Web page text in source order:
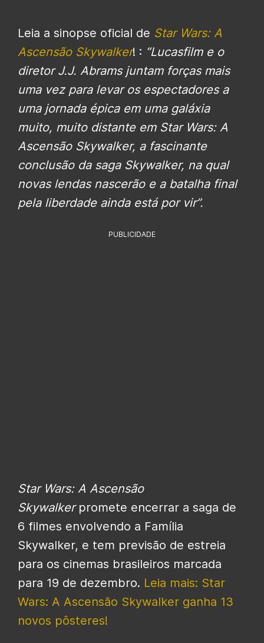
Leia a sinopse oficial de Star Wars: A
Ascensão Skywalker! : “Lucasfilm e o
diretor J.J. Abrams juntam forças mais
uma vez para levar os espectadores a
uma jornada épica em uma galáxia
muito, muito distante em Star Wars: A
Ascensão Skywalker, a fascinante
conclusão da saga Skywalker, na qual
novas lendas nascerão e a batalha final
pela liberdade ainda está por vir”.
PUBLICIDADE
Star Wars: A Ascensão
Skywalkerpromete encerrar a saga de
6 filmes envolvendo a Família
Skywalker, e tem previsão de estreia
para os cinemas brasileiros marcada
para 19 de dezembro. Leia mais: Star
Wars: A Ascensão Skywalker ganha 13
novos pôsteres!